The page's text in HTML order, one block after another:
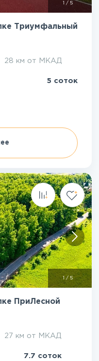
/ 5
Триумфальный
28 км от МКАД
5 соток
1 / 5
ПриЛесной
27 км от МКАД
7.7 соток